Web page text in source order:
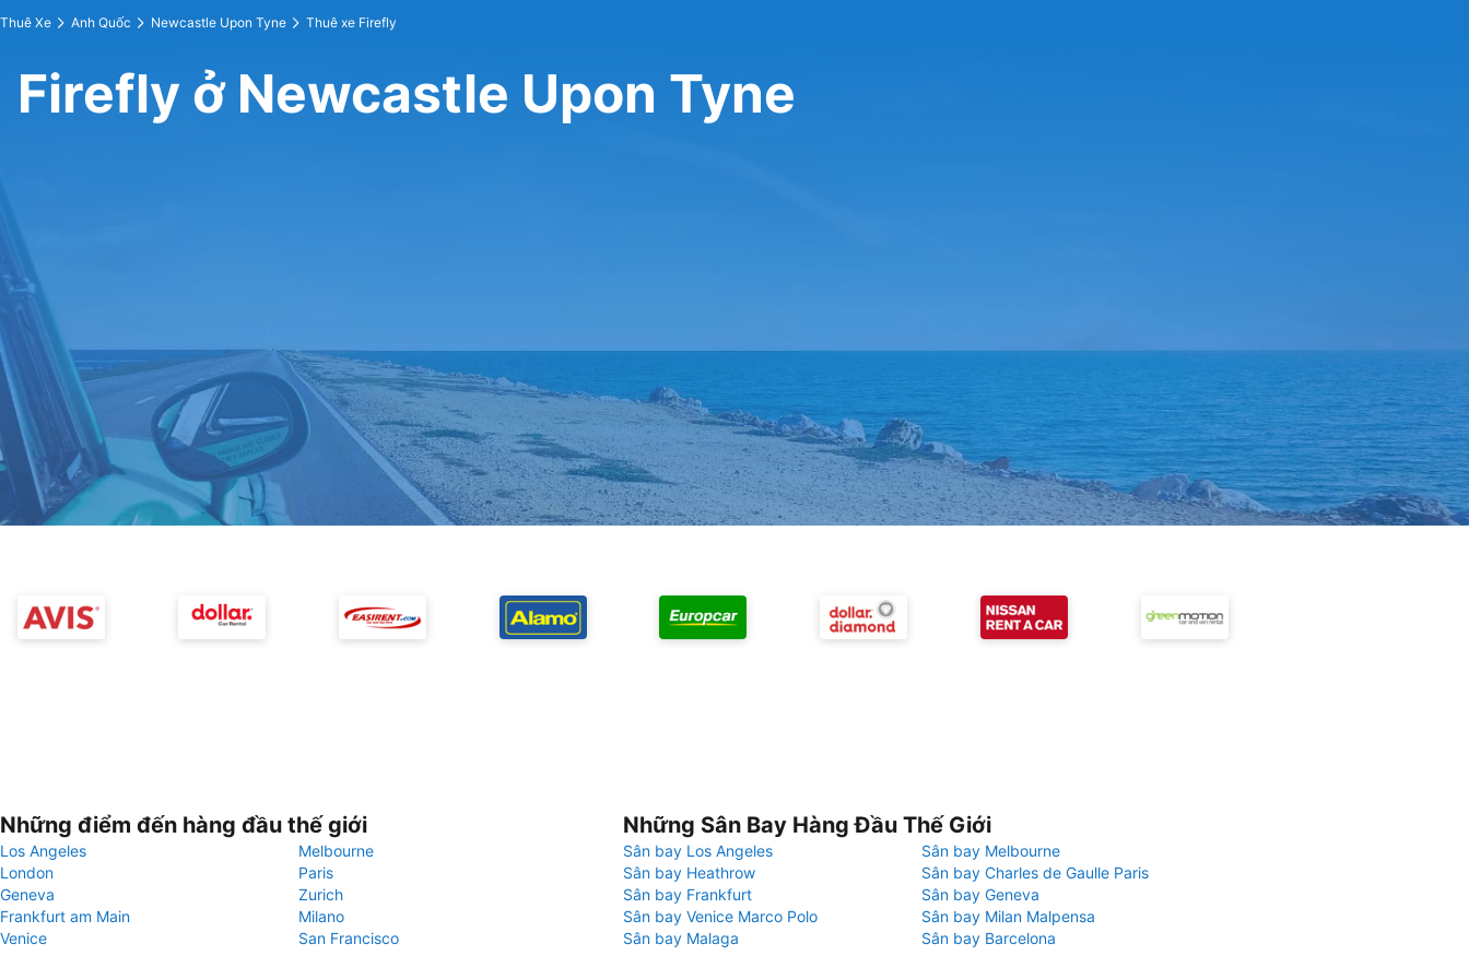
Thuê Xe Anh Quốc Newcastle Upon Tyne Thuê xe Firefly
Firefly ở Newcastle Upon Tyne
Những điểm đến hàng đầu thế giới
Los Angeles
Melbourne
London
Paris
Geneva
Zurich
Frankfurt am Main
Milano
Venice
San Francisco
Những Sân Bay Hàng Đầu Thế Giới
Sân bay Los Angeles
Sân bay Melbourne
Sân bay Heathrow
Sân bay Charles de Gaulle Paris
Sân bay Frankfurt
Sân bay Geneva
Sân bay Venice Marco Polo
Sân bay Milan Malpensa
Sân bay Malaga
Sân bay Barcelona